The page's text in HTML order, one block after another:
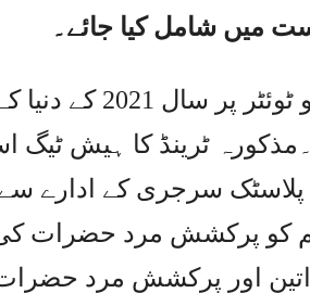
میں شامل کیا جائے۔
ٹرینڈ کا ہیش ٹیگ
پلاسٹک سرجری کے ادارے
اعظم کو پرکشش مرد
اور پرکشش مرد حضرات